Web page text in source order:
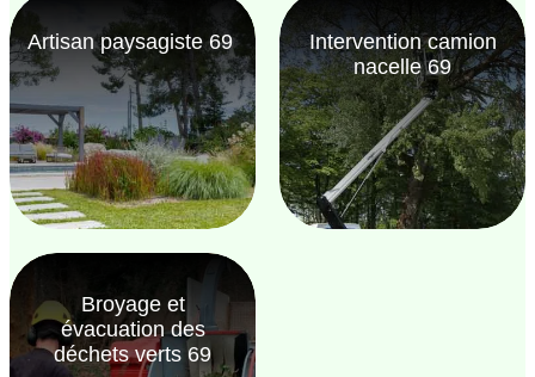
Artisan paysagiste 69
Intervention camion
nacelle 69
Broyage et
évacuation des
déchets verts 69